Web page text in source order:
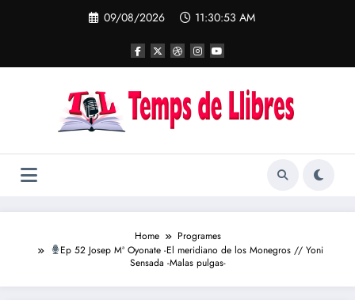
09/08/2026 11:30:53 AM
Home
Programes
Ep 52 Josep Mª Oyonate -El meridiano de los Monegros // Yoni
Sensada -Malas pulgas-